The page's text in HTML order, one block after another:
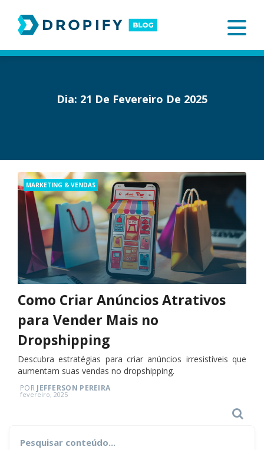
content
Dia: 21 De Fevereiro De 2025
Categories
MARKETING & VENDAS
Como Criar Anúncios Atrativos
para Vender Mais no
Dropshipping
Descubra estratégias para criar anúncios irresistíveis que
aumentam suas vendas no dropshipping.
PORJEFFERSON PEREIRA
Posted
fevereiro, 2025
Search